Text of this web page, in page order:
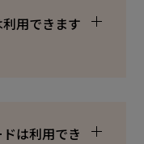
用できます
は利用でき